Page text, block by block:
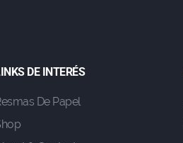
DE INTERÉS
De Papel